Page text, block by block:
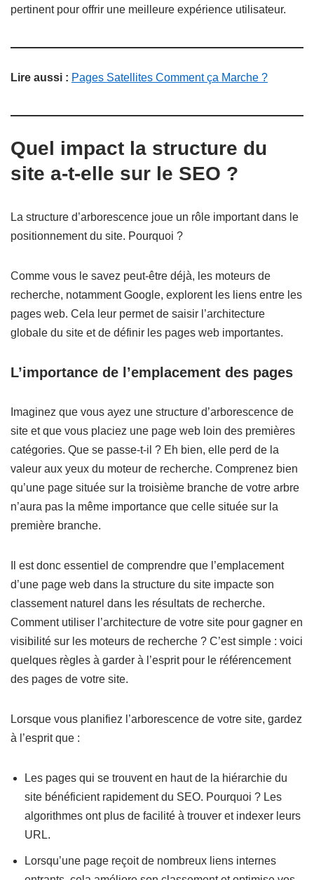
pertinent pour offrir une meilleure expérience utilisateur.
Lire aussi : Pages Satellites Comment ça Marche ?
Quel impact la structure du
site a-t-elle sur le SEO ?
La structure d’arborescence joue un rôle important dans le
positionnement du site. Pourquoi ?
Comme vous le savez peut-être déjà, les moteurs de
recherche, notamment Google, explorent les liens entre les
pages web. Cela leur permet de saisir l’architecture
globale du site et de définir les pages web importantes.
L’importance de l’emplacement des pages
Imaginez que vous ayez une structure d’arborescence de
site et que vous placiez une page web loin des premières
catégories. Que se passe-t-il ? Eh bien, elle perd de la
valeur aux yeux du moteur de recherche. Comprenez bien
qu’une page située sur la troisième branche de votre arbre
n’aura pas la même importance que celle située sur la
première branche.
Il est donc essentiel de comprendre que l’emplacement
d’une page web dans la structure du site impacte son
classement naturel dans les résultats de recherche.
Comment utiliser l’architecture de votre site pour gagner en
visibilité sur les moteurs de recherche ? C’est simple : voici
quelques règles à garder à l’esprit pour le référencement
des pages de votre site.
Lorsque vous planifiez l’arborescence de votre site, gardez
à l’esprit que :
Les pages qui se trouvent en haut de la hiérarchie du
site bénéficient rapidement du SEO. Pourquoi ? Les
algorithmes ont plus de facilité à trouver et indexer leurs
URL.
Lorsqu’une page reçoit de nombreux liens internes